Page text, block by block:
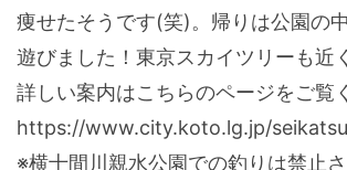
痩せたそうです(笑)。帰りは公園の
遊びました！東京スカイツリーも
詳しい案内はこちらのページをご覧
https://www.city.koto.lg.jp/
※横十間川親水公園での釣りは禁止